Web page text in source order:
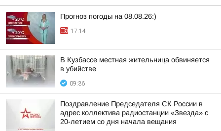
Прогноз погоды на 08.08.26:)
17:14
В Кузбассе местная жительница обвиняется
в убийстве
09:36
Поздравление Председателя СК России в
адрес коллектива радиостанции «Звезда» с
20-летием со дня начала вещания